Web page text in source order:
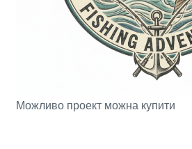
Можливо проект можна купити